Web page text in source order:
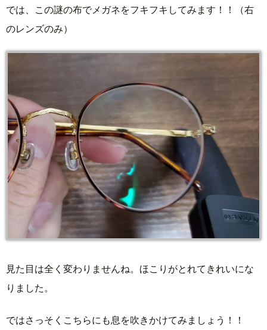
では、この謎の布でメガネをフキフキしてみます！！（右
のレンズのみ）
見た目は全く変わりませんね。ほこりがとれてきれいにな
りました。
ではさっそくこちらにも息を吹きかけてみましょう！！